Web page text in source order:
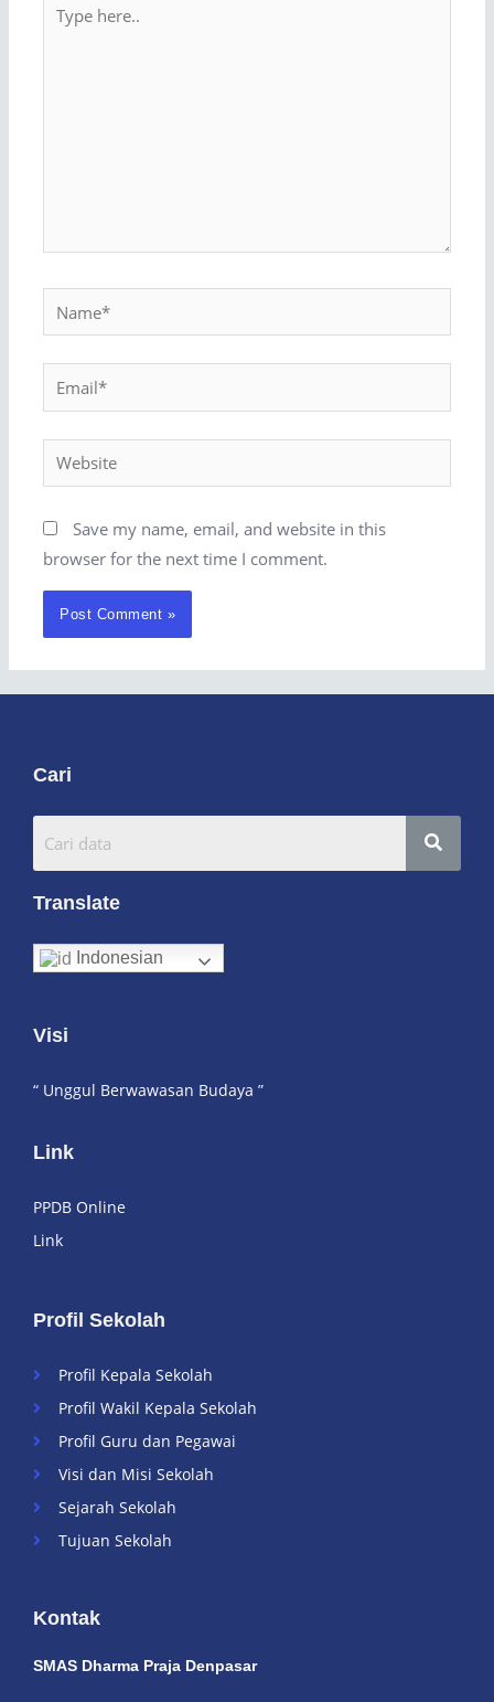
Save my name, email, and website in this
browser for the next time I comment.
Kontak
SMAS Dharma Praja Denpasar
Profil Sekolah
Profil Kepala Sekolah
Profil Wakil Kepala Sekolah
Profil Guru dan Pegawai
Visi dan Misi Sekolah
Sejarah Sekolah
Tujuan Sekolah
Visi
“ Unggul Berwawasan Budaya ”
Link
PPDB Online
Link
Cari
Translate
Indonesian